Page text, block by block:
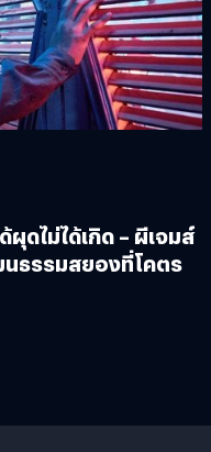
ดไม่ได้เกิด – ผีเจมส์
นธรรมสยองที่โคตร